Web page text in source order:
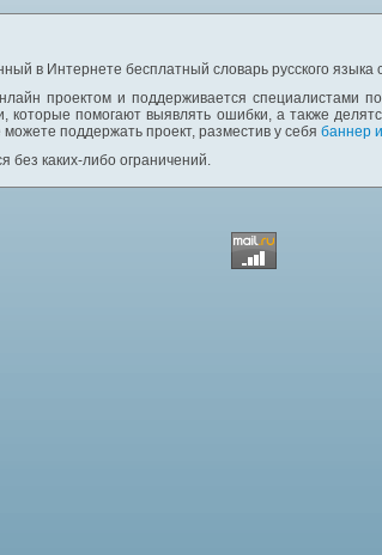
в Интернете бесплатный словарь русского
проектом и поддерживается специалистами
которые помогают выявлять ошибки, а также
поддержать проект, разместив у себя баннер
без каких-либо ограничений.